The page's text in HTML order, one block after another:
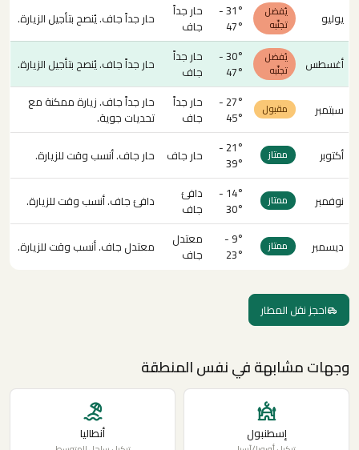
يوليو
يُفضل
تجنّبه
31° -
47°
حار جداً
جاف
حار جداً جاف. يُنصح بتأجيل الزيارة.
أغسطس
يُفضل
تجنّبه
30° -
47°
حار جداً
جاف
حار جداً جاف. يُنصح بتأجيل الزيارة.
سبتمبر مقبول
27° -
45°
حار جداً
جاف
حار جداً جاف. زيارة ممكنة مع
تحديات جوية.
أكتوبر
ممتاز
21° -
39°
حار جاف حار جاف. أنسب وقت للزيارة.
نوفمبر ممتاز
14° -
30°
دافئ
جاف
دافئ جاف. أنسب وقت للزيارة.
ديسمبر ممتاز
9° -
23°
معتدل
جاف
معتدل جاف. أنسب وقت للزيارة.
احجز نقل المطار
وجهات مشابهة في نفس المنطقة
إسطنبول أنطاليا